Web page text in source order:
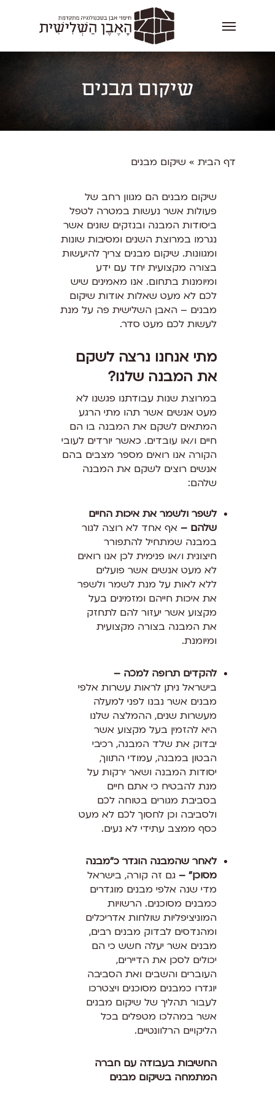
שיקום מבנים
דף הבית»שיקום מבנים
שיקום מבנים הם מגוון רחב של
פעולות אשר נעשות במטרה לטפל
ביסודות המבנה ובנזקים שונים אשר
נגרמו במרוצת השנים ומסיבות שונות
ומגוונות. שיקום מבנים צריך להיעשות
בצורה מקצועית יחד עם ידע
ומיומנות בתחום. אנו מאמינים שיש
לכם לא מעט שאלות אודות שיקום
מבנים – האבן השלישית פה על מנת
לעשות לכם מעט סדר.
מתי אנחנו נרצה לשקם
את המבנה שלנו?
במרוצת שנות עבודתנו פגשנו לא
מעט אנשים אשר תהו מתי הרגע
המתאים לשקם את המבנה בו הם
חיים ו/או עובדים. כאשר יורדים לעובי
הקורה אנו רואים מספר מצבים בהם
אנשים רוצים לשקם את המבנה
שלהם:
לשפר ולשמר את איכות החיים
שלהם –אף אחד לא רוצה לגור
במבנה שמתחיל להתפורר
חיצונית ו/או פנימית לכן אנו רואים
לא מעט אנשים אשר פועלים
ללא לאות על מנת לשמר ולשפר
את איכות חייהם ומזמינים בעל
מקצוע אשר יעזור להם לתחזק
את המבנה בצורה מקצועית
ומיומנת.
להקדים תרופה למכה –
בישראל ניתן לראות עשרות אלפי
מבנים אשר נבנו לפני למעלה
מעשרות שנים, ההמלצה שלנו
היא להזמין בעל מקצוע אשר
יבדוק את שלד המבנה, רכיבי
הבטון במבנה, עמודי התווך,
יסודות המבנה ושאר ירקות על
מנת להבטיח כי אתם חיים
בסביבת מגורים בטוחה לכם
ולסביבה וכן לחסוך לכם לא מעט
כסף ממצב עתידי לא נעים.
לאחר שהמבנה הוגדר כ”מבנה
מסוכן” –גם זה קורה, בישראל
מדי שנה אלפי מבנים מוגדרים
כמבנים מסוכנים. הרשויות
המוניציפליות שולחות אדריכלים
ומהנדסים לבדוק מבנים רבים,
מבנים אשר יעלה חשש כי הם
יכולים לסכן את הדיירים,
העוברים והשבים ואת הסביבה
יוגדרו כמבנים מסוכנים ויצטרכו
לעבור תהליך של שיקום מבנים
אשר במהלכו מטפלים בכל
הליקויים הרלוונטיים.
החשיבות בעבודה עם חברה
המתמחה בשיקום מבנים